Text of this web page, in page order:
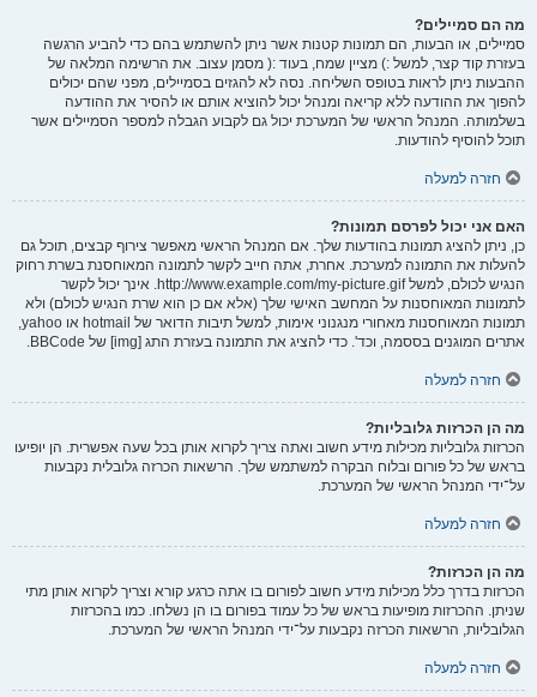
מה הם סמיילים?
סמיילים, או הבעות, הם תמונות קטנות אשר ניתן להשתמש בהם כדי להביע הרגשה
בעזרת קוד קצר, למשל :) מציין שמח, בעוד :( מסמן עצוב. את הרשימה המלאה של
ההבעות ניתן לראות בטופס השליחה. נסה לא להגזים בסמיילים, מפני שהם יכולים
להפוך את ההודעה ללא קריאה ומנהל יכול להוציא אותם או להסיר את ההודעה
בשלמותה. המנהל הראשי של המערכת יכול גם לקבוע הגבלה למספר הסמיילים אשר
תוכל להוסיף להודעות.
חזרה למעלה
האם אני יכול לפרסם תמונות?
כן, ניתן להציג תמונות בהודעות שלך. אם המנהל הראשי מאפשר צירוף קבצים, תוכל גם
להעלות את התמונה למערכת. אחרת, אתה חייב לקשר לתמונה המאוחסנת בשרת רחוק
הנגיש לכולם, למשל http://www.example.com/my-picture.gif. אינך יכול לקשר
לתמונות המאוחסנות על המחשב האישי שלך (אלא אם כן הוא שרת הנגיש לכולם) ולא
תמונות המאוחסנות מאחורי מנגנוני אימות, למשל תיבות הדואר של hotmail או yahoo,
אתרים המוגנים בססמה, וכד'. כדי להציג את התמונה בעזרת התג [img] של BBCode.
חזרה למעלה
מה הן הכרזות גלובליות?
הכרזות גלובליות מכילות מידע חשוב ואתה צריך לקרוא אותן בכל שעה אפשרית. הן יופיעו
בראש של כל פורום ובלוח הבקרה למשתמש שלך. הרשאות הכרזה גלובלית נקבעות
על־ידי המנהל הראשי של המערכת.
חזרה למעלה
מה הן הכרזות?
הכרזות בדרך כלל מכילות מידע חשוב לפורום בו אתה כרגע קורא וצריך לקרוא אותן מתי
שניתן. ההכרזות מופיעות בראש של כל עמוד בפורום בו הן נשלחו. כמו בהכרזות
הגלובליות, הרשאות הכרזה נקבעות על־ידי המנהל הראשי של המערכת.
חזרה למעלה